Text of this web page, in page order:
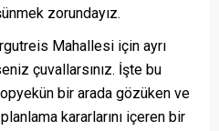
zorundayız.
Mahallesi için ayrı
çuvallarsınız. İşte bu
bir arada gözüken ve
kararlarını içeren bir